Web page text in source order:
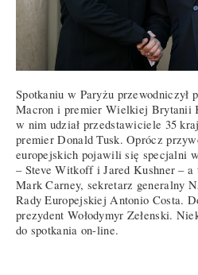
Spotkaniu w Paryżu przewodniczył
Macron i premier Wielkiej Brytanii
w nim udział przedstawiciele 35
premier Donald Tusk. Oprócz
europejskich pojawili się specjalni
– Steve Witkoff i Jared Kushner –
Mark Carney, sekretarz generalny
Rady Europejskiej Antonio Costa.
prezydent Wołodymyr Zełenski.
do spotkania on-line.